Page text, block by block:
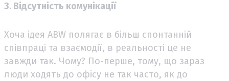
3. Відсутність комунікації
Хоча ідея ABW полягає в більш спонтанній
співпраці та взаємодії, в реальності це не
завжди так. Чому? По-перше, тому, що зараз
люди ходять до офісу не так часто, як до